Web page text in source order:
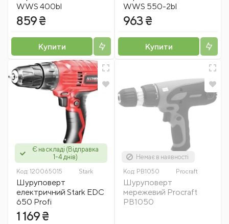
WWS 400bl
859 ₴
Купити
WWS 550-2bl
963 ₴
Купити
Є на складі (Відправка
1-4 днів)
Код: 120065015 Stark
Шуруповерт
електричний Stark EDC
650 Profi
1 169 ₴
Немає в наявності
Код: PB1050 Procraft
Шуруповерт
мережевий Procraft
PB1050